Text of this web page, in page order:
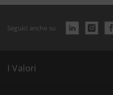
Seguici anche su
I Valori